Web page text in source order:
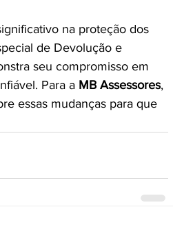
na proteção dos
de Devolução e
seu compromisso em
Para a MB Assessores,
essas mudanças para que